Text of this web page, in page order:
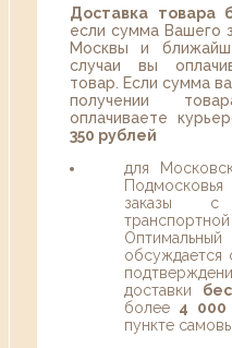
Доставка товара
если сумма Вашего
Москвы и
случаи вы
товар. Если сумма
получении
оплачиваете
350 рублей
для
Подмосковья
заказы с
доставки
более 4 000
пункте